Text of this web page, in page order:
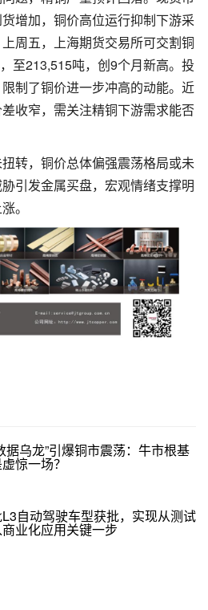
增加，铜价高位运行抑制下游采
周五，上海期货交易所可交割铜
至213,515吨，创9个月新高。投
制了铜价进一步冲高的动能。近
收窄，需关注精铜下游需求能否
转，铜价总体偏强震荡格局或未
引发金属买盘，宏观情绪支撑明
。
据乌龙”引爆铜市震荡：牛市根基
惊一场？
自动驾驶车型获批，实现从测试
业化应用关键一步